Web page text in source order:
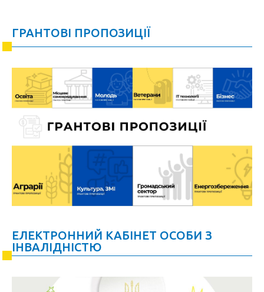
ГРАНТОВІ ПРОПОЗИЦІЇ
ЕЛЕКТРОННИЙ КАБІНЕТ ОСОБИ З
ІНВАЛІДНІСТЮ